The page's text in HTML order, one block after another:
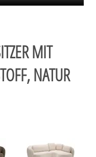
MIT
NATUR